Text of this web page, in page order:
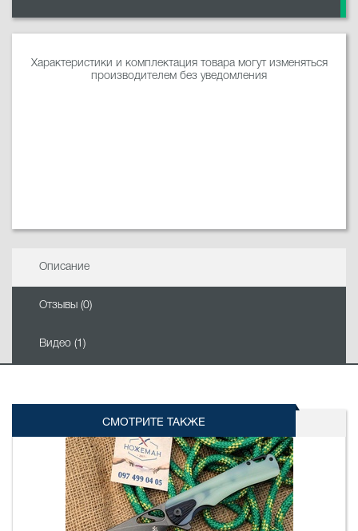
Характеристики и комплектация товара могут изменяться
производителем без уведомления
Описание
Отзывы (0)
Видео (1)
СМОТРИТЕ ТАКЖЕ